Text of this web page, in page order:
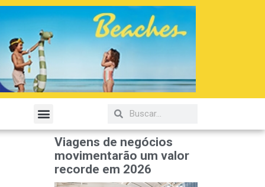
Viagens de negócios
movimentarão um valor
recorde em 2026